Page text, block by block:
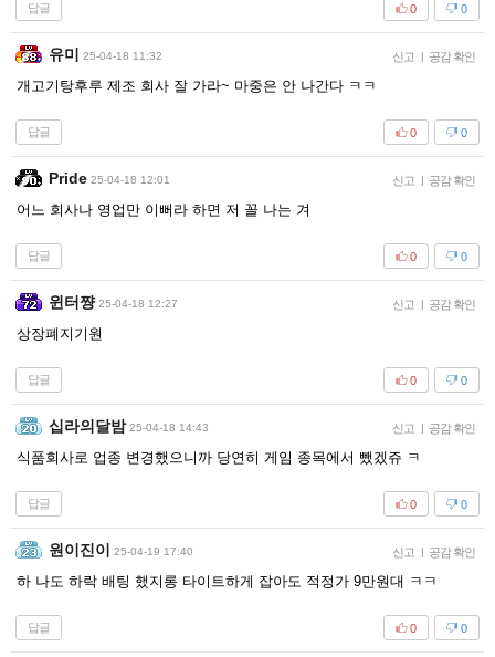
답글 0
0
유미 25-04-18 11:32 신고 공감 확인
개고기탕후루 제조 회사 잘 가라~ 마중은 안 나간다 ㅋㅋ
답글 0
0
Pride 25-04-18 12:01 신고 공감 확인
어느 회사나 영업만 이뻐라 하면 저 꼴 나는 겨
답글 0
0
윈터쨩 25-04-18 12:27 신고 공감 확인
상장폐지기원
답글 0
0
십라의달밤 25-04-18 14:43 신고 공감 확인
식품회사로 업종 변경했으니까 당연히 게임 종목에서 뺐겠쥬 ㅋ
답글 0
0
원이진이 25-04-19 17:40 신고 공감 확인
하 나도 하락 배팅 했지롱 타이트하게 잡아도 적정가 9만원대 ㅋㅋ
답글 0
0